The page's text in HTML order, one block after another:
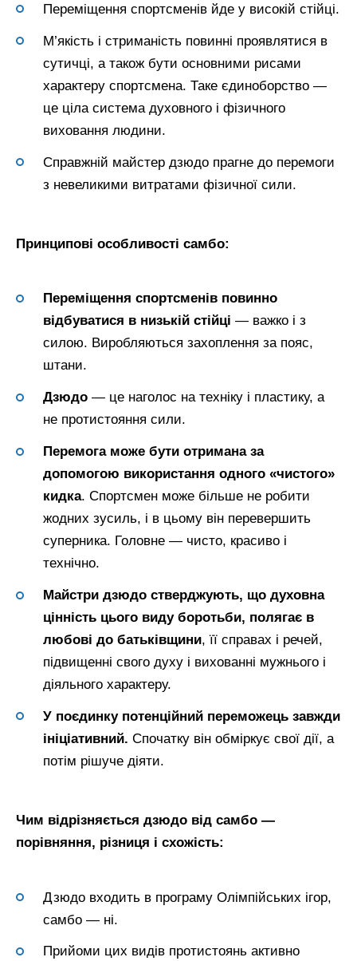
Переміщення спортсменів йде у високій стійці.
М’якість і стриманість повинні проявлятися в
сутичці, а також бути основними рисами
характеру спортсмена. Таке єдиноборство —
це ціла система духовного і фізичного
виховання людини.
Справжній майстер дзюдо прагне до перемоги
з невеликими витратами фізичної сили.
Принципові особливості самбо:
Переміщення спортсменів повинно
відбуватися в низькій стійці — важко і з
силою. Виробляються захоплення за пояс,
штани.
Дзюдо — це наголос на техніку і пластику, а
не протистояння сили.
Перемога може бути отримана за
допомогою використання одного «чистого»
кидка. Спортсмен може більше не робити
жодних зусиль, і в цьому він перевершить
суперника. Головне — чисто, красиво і
технічно.
Майстри дзюдо стверджують, що духовна
цінність цього виду боротьби, полягає в
любові до батьківщини, її справах і речей,
підвищенні свого духу і вихованні мужнього і
діяльного характеру.
У поєдинку потенційний переможець завжди
ініціативний. Спочатку він обміркує свої дії, а
потім рішуче діяти.
Чим відрізняється дзюдо від самбо —
порівняння, різниця і схожість:
Дзюдо входить в програму Олімпійських ігор,
самбо — ні.
Прийоми цих видів протистоянь активно